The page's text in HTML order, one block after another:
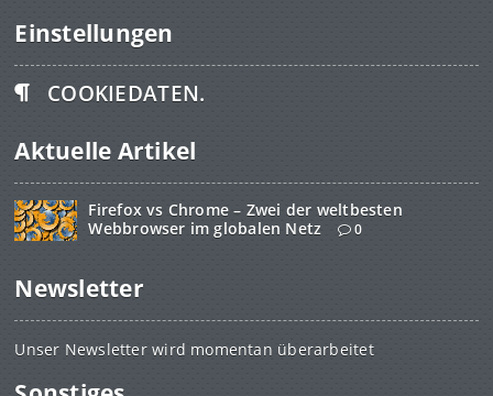
Einstellungen
COOKIEDATEN.
Aktuelle Artikel
Firefox vs Chrome – Zwei der weltbesten
Webbrowser im globalen Netz
0
Newsletter
Unser Newsletter wird momentan überarbeitet